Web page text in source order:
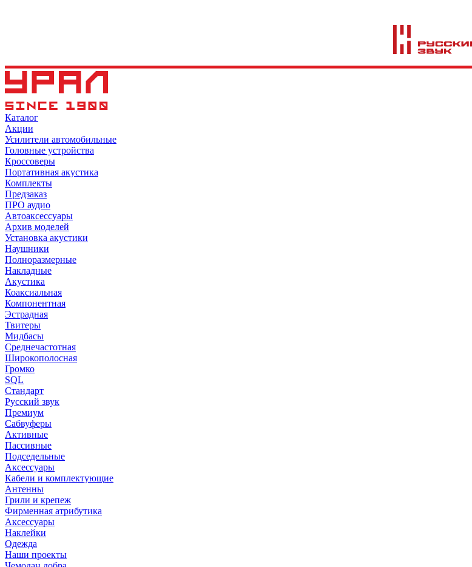
Каталог
Акции
Усилители автомобильные
Головные устройства
Кроссоверы
Портативная акустика
Комплекты
Предзаказ
ПРО аудио
Автоаксессуары
Архив моделей
Установка акустики
Наушники
Полноразмерные
Накладные
Акустика
Коаксиальная
Компонентная
Эстрадная
Твитеры
Мидбасы
Среднечастотная
Широкополосная
Громко
SQL
Стандарт
Русский звук
Премиум
Сабвуферы
Активные
Пассивные
Подседельные
Аксессуары
Кабели и комплектующие
Антенны
Грили и крепеж
Фирменная атрибутика
Аксессуары
Наклейки
Одежда
Наши проекты